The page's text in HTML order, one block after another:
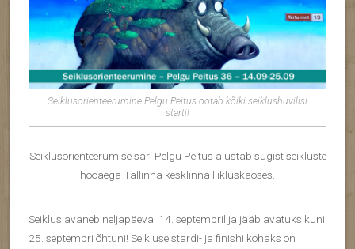
Seiklusorienteerumine Pelgu Peitus ootab kõiki seiklushuvilisi
starti!
Seiklusorienteerumise sari Pelgu Peitus alustab sügist seikluste
hooaega Tallinna kesklinna liikluskaoses.
Seiklus avaneb neljapäeval 14. septembril ja jääb avatuks kuni
25. septembri õhtuni! Seikluse stardi- ja finishi kohaks on